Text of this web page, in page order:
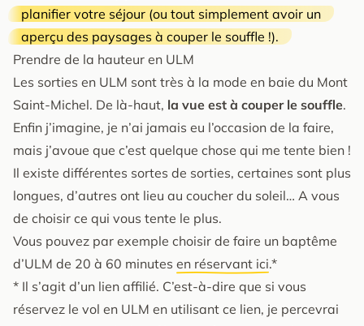
planifier votre séjour (ou tout simplement avoir un
aperçu des paysages à couper le souffle !).
Prendre de la hauteur en ULM
Les sorties en ULM sont très à la mode en baie du Mont
Saint-Michel. De là-haut, la vue est à couper le souffle.
Enfin j’imagine, je n’ai jamais eu l’occasion de la faire,
mais j’avoue que c’est quelque chose qui me tente bien !
Il existe différentes sortes de sorties, certaines sont plus
longues, d’autres ont lieu au coucher du soleil… A vous
de choisir ce qui vous tente le plus.
Vous pouvez par exemple choisir de faire un baptême
d’ULM de 20 à 60 minutes en réservant ici.*
* Il s’agit d’un lien affilié. C’est-à-dire que si vous
réservez le vol en ULM en utilisant ce lien, je percevrai